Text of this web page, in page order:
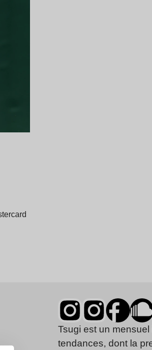
Tsugi est un
tendances, dont la